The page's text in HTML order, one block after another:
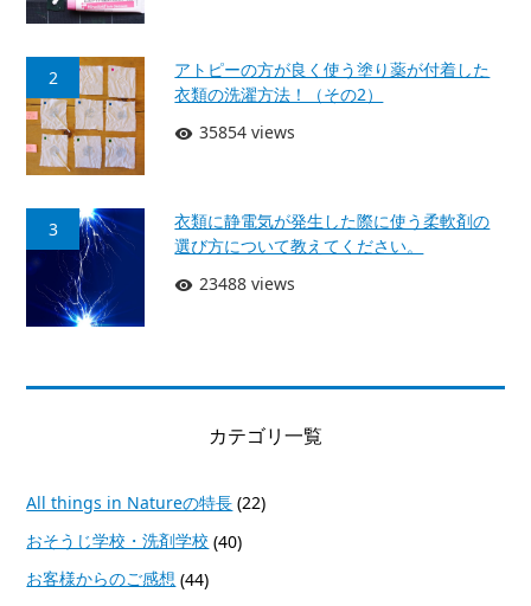
2
アトピーの方が良く使う塗り薬が付着した
衣類の洗濯方法！（その2）
35854 views
3
衣類に静電気が発生した際に使う柔軟剤の
選び方について教えてください。
23488 views
カテゴリ一覧
All things in Natureの特長 (22)
おそうじ学校・洗剤学校 (40)
お客様からのご感想 (44)